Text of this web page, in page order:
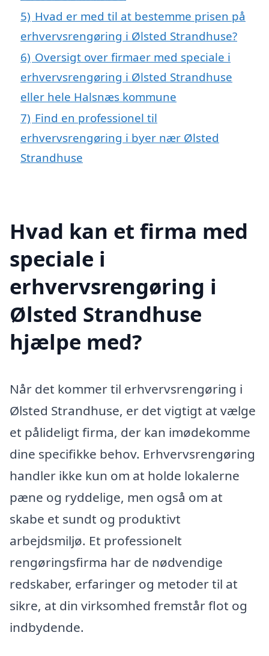
5) Hvad er med til at bestemme prisen på
erhvervsrengøring i Ølsted Strandhuse?
6) Oversigt over firmaer med speciale i
erhvervsrengøring i Ølsted Strandhuse
eller hele Halsnæs kommune
7) Find en professionel til
erhvervsrengøring i byer nær Ølsted
Strandhuse
Hvad kan et firma med
speciale i
erhvervsrengøring i
Ølsted Strandhuse
hjælpe med?
Når det kommer til erhvervsrengøring i
Ølsted Strandhuse, er det vigtigt at vælge
et pålideligt firma, der kan imødekomme
dine specifikke behov. Erhvervsrengøring
handler ikke kun om at holde lokalerne
pæne og ryddelige, men også om at
skabe et sundt og produktivt
arbejdsmiljø. Et professionelt
rengøringsfirma har de nødvendige
redskaber, erfaringer og metoder til at
sikre, at din virksomhed fremstår flot og
indbydende.